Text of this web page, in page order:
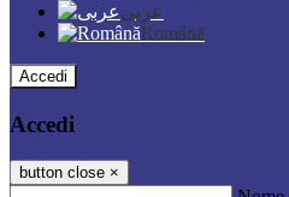
عربى
Română
Accedi
Accedi
button close ×